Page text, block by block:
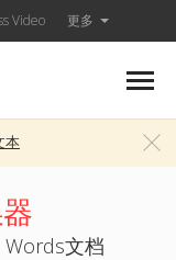
Video 更多
本
Words文档